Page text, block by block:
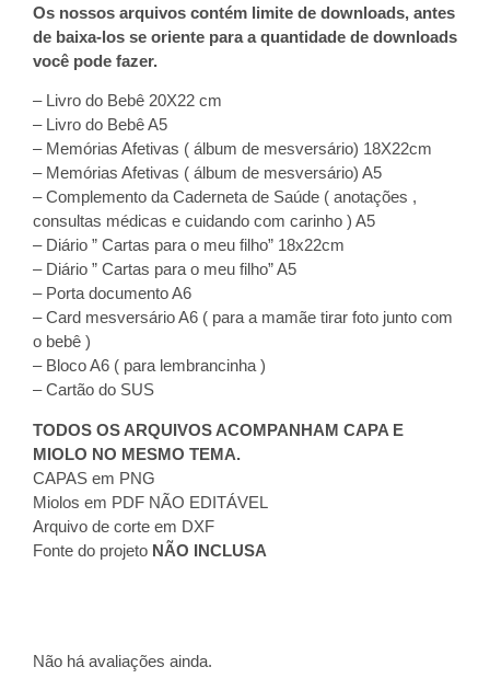
Os nossos arquivos contém limite de downloads, antes
de baixa-los se oriente para a quantidade de downloads
você pode fazer.
– Livro do Bebê 20X22 cm
– Livro do Bebê A5
– Memórias Afetivas ( álbum de mesversário) 18X22cm
– Memórias Afetivas ( álbum de mesversário) A5
– Complemento da Caderneta de Saúde ( anotações ,
consultas médicas e cuidando com carinho ) A5
– Diário ” Cartas para o meu filho” 18x22cm
– Diário ” Cartas para o meu filho” A5
– Porta documento A6
– Card mesversário A6 ( para a mamãe tirar foto junto com
o bebê )
– Bloco A6 ( para lembrancinha )
– Cartão do SUS
TODOS OS ARQUIVOS ACOMPANHAM CAPA E
MIOLO NO MESMO TEMA.
CAPAS em PNG
Miolos em PDF NÃO EDITÁVEL
Arquivo de corte em DXF
Fonte do projeto NÃO INCLUSA
Não há avaliações ainda.